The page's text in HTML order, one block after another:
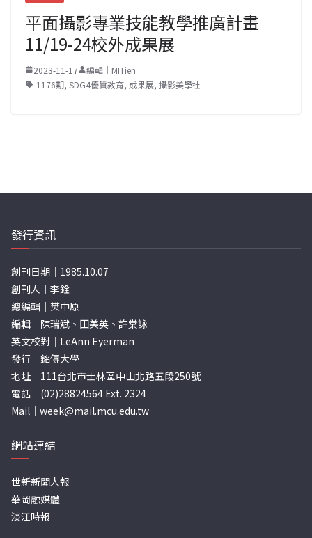
平面攝影專業技能教學推廣計畫
11/19-24校外成果展
2023-11-17
編輯｜MITien
1176期, SDG4優質教育, 成果展, 攝影美學社
發行資訊
創刊日期｜1985.10.07
創刊人｜李銓
總編輯｜樊中原
編輯｜陳瑞斌、田美英、許棠詠
英文校對｜LeAnn Eyerman
發行｜銘傳大學
地址｜111台北市士林區中山北路五段250號
電話｜(02)28824564 Ext. 2324
Mail｜ week@mail.mcu.edu.tw
網站連結
世新新聞人報
華岡融媒體
淡江時報